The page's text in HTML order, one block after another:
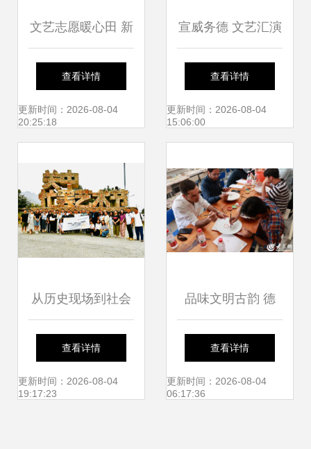
文艺志愿暖心田 新
时代文明实践走进
岑李家村
查看详情
更新时间：2026-08-04
20:25:18
宣威务德 文艺汇演
闹元宵，花灯非遗
唱不停
查看详情
更新时间：2026-08-04
15:06:00
从历史现场到社会
现场 关中忙罢艺术
节的实践转向与交
查看详情
更新时间：2026-08-04
19:17:23
品味文明古韵 德
州“探访中华文化魅
力行”开启文化艺术
查看详情
更新时间：2026-08-04
06:17:36